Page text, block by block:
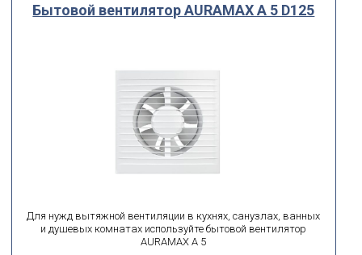
Бытовой вентилятор AURAMAX A 5 D125
Для нужд вытяжной вентиляции в кухнях, санузлах, ванных
и душевых комнатах используйте бытовой вентилятор
AURAMAX A 5